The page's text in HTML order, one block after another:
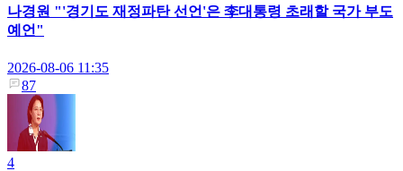
나경원 "'경기도 재정파탄 선언'은 李대통령 초래할 국가 부도
예언"
2026-08-06 11:35
87
4